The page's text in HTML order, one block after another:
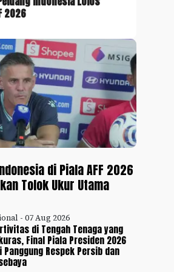
2026
di Piala AFF 2026
Tolok Ukur Utama
- 07 Aug 2026
di Tengah Tenaga yang
Final Piala Presiden 2026
Panggung Respek Persib dan